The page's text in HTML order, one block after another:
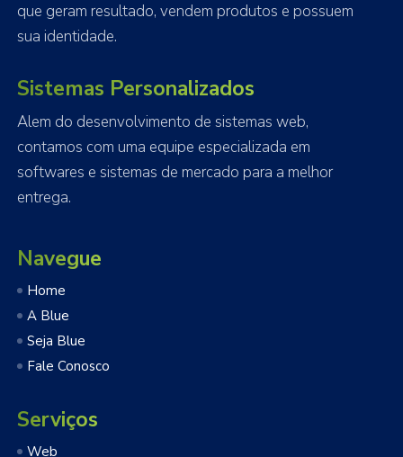
que geram resultado, vendem produtos e possuem
sua identidade.
Sistemas Personalizados
Alem do desenvolvimento de sistemas web,
contamos com uma equipe especializada em
softwares e sistemas de mercado para a melhor
entrega.
Navegue
Home
A Blue
Seja Blue
Fale Conosco
Serviços
Web